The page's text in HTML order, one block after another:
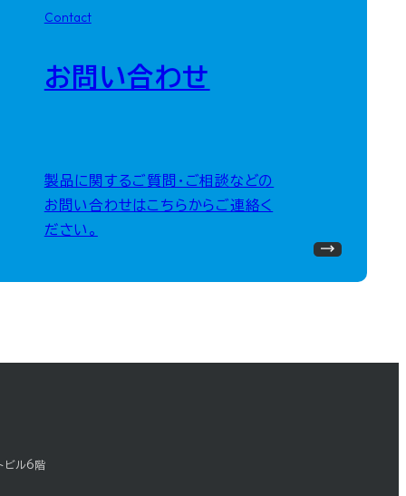
Contact
お問い合わせ
製品に関するご質問・ご相談などの
お問い合わせはこちらからご連絡く
ださい。
ル6階